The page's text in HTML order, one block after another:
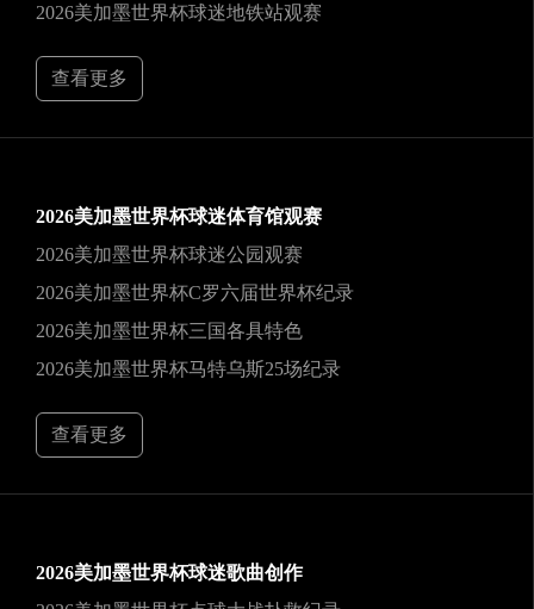
2026美加墨世界杯球迷地铁站观赛
查看更多
2026美加墨世界杯球迷体育馆观赛
2026美加墨世界杯球迷公园观赛
2026美加墨世界杯C罗六届世界杯纪录
2026美加墨世界杯三国各具特色
2026美加墨世界杯马特乌斯25场纪录
查看更多
2026美加墨世界杯球迷歌曲创作